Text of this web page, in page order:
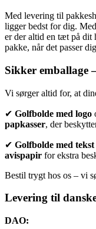
Med levering til
ligger bedst for dig.
er der altid en tæt på dit
pakke, når det passer
Sikker emballage
Vi sørger altid for, at
✔ Golfbolde med logo
papkasser, der
✔ Golfbolde med t
avispapir for ekstra
Bestil trygt hos os – vi
Levering til
DAO: